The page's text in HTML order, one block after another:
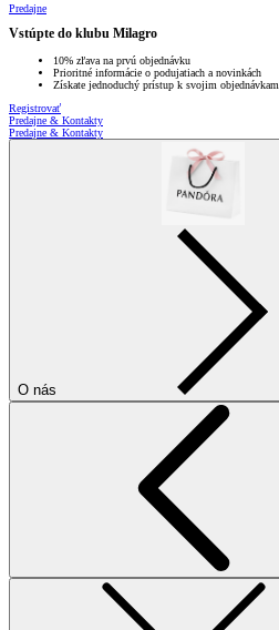
Predajne
Vstúpte do klubu Milagro
10% zľava na prvú objednávku
Prioritné informácie o podujatiach a novinkách
Získate jednoduchý prístup k svojim objednávkam
Registrovať
Predajne & Kontakty
Predajne & Kontakty
O nás